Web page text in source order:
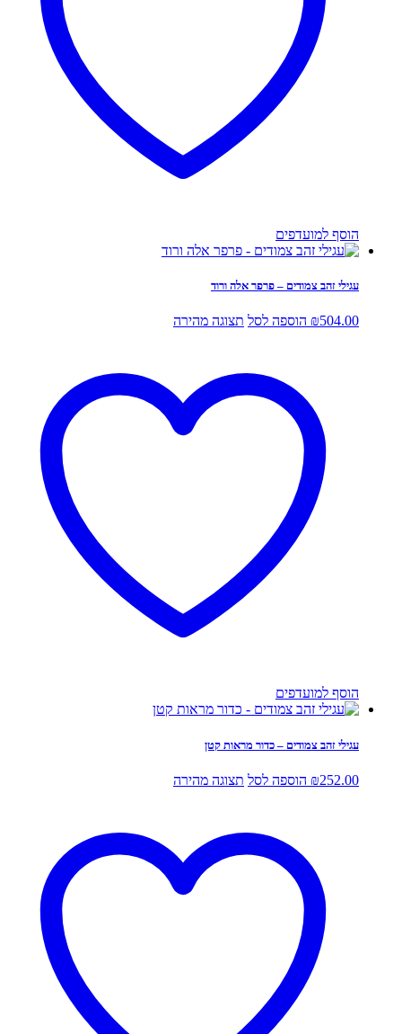
הוסף למועדפים
עגילי זהב צמודים – פרפר אלה ורוד
₪504.00 הוספה לסל תצוגה מהירה
הוסף למועדפים
עגילי זהב צמודים – כדור מראות קטן
₪252.00 הוספה לסל תצוגה מהירה